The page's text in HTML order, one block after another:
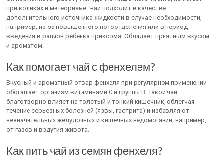
при коликах и метеоризме. Чай подходит в качестве
дополнительного источника жидкости в случае необходимости,
например, из-за повышенного потоотделения или в период
введения в рацион ребенка прикорма. Обладает приятным вкусом
и ароматом.
Как помогает чай с фенхелем?
Вкусный и ароматный отвар фенхеля при регулярном применении
обогащает организм витаминами C и группы B. Такой чай
благотворно влияет на толстый и тонкий кишечник, облегчая
течение серьезных болезней (язвы, гастрита) и избавляя от
незначительных желудочных и кишечных недомоганий, например,
от газов и вздутия живота.
Как пить чай из семян фенхеля?